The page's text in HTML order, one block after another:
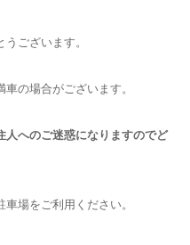
ございます。
の場合がございます。
人へのご迷惑になりますのでど
場をご利用ください。